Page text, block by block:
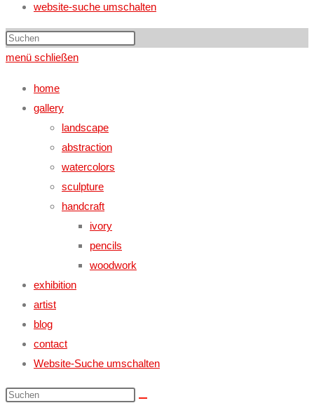
website-suche umschalten
menü schließen
home
gallery
landscape
abstraction
watercolors
sculpture
handcraft
ivory
pencils
woodwork
exhibition
artist
blog
contact
Website-Suche umschalten